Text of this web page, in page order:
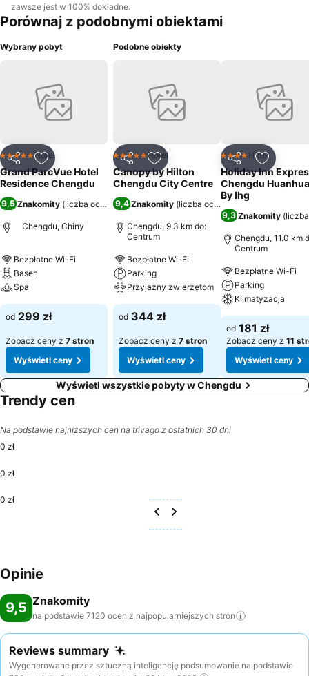
zawsze jest w 100% dokładne.
Porównaj z podobnymi obiektami
Wybrany pobyt
UdostępnijDodaj do ulubionych
5 KategoriaHotel
Grand ParcVue Hotel
Residence Chengdu
9,5 Znakomity (liczba ocen: 7120)
Chengdu, Chiny
Bezpłatne Wi-Fi
Basen
Spa
od 299 zł
Zobacz ceny z 7 stron
Wyświetl ceny
Podobne obiekty
UdostępnijDodaj do ulubionych
5 KategoriaHotel
Canopy by Hilton
Chengdu City Centre
9,4 Znakomity (liczba ocen: 971
Chengdu, 9.3 km do:
Centrum
Bezpłatne Wi-Fi
Parking
Przyjazny zwierzętom
od 344 zł
Zobacz ceny z 7 stron
Wyświetl ceny
UdostępnijDodaj
4 Kategoria
Hotel
Holiday Inn
Chengdu
By Ihg
9,3 Znakomity (
Chengdu, 11.0 km
Centrum
Bezpłatne Wi-Fi
Parking
Klimatyzacja
od 181 zł
Zobacz ceny z 11
Wyświetl ceny
Wyświetl wszystkie pobyty w Chengdu
Trendy cen
Na podstawie najniższych cen na trivago z ostatnich 30 dni
0 zł
0 zł
0 zł
Opinie
9,5 Znakomity
na podstawie 7120 ocen z najpopularniejszych stron
Reviews summary
Wygenerowane przez sztuczną inteligencję podsumowanie na podstawie